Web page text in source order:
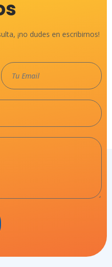
¡no dudes en escribirnos!